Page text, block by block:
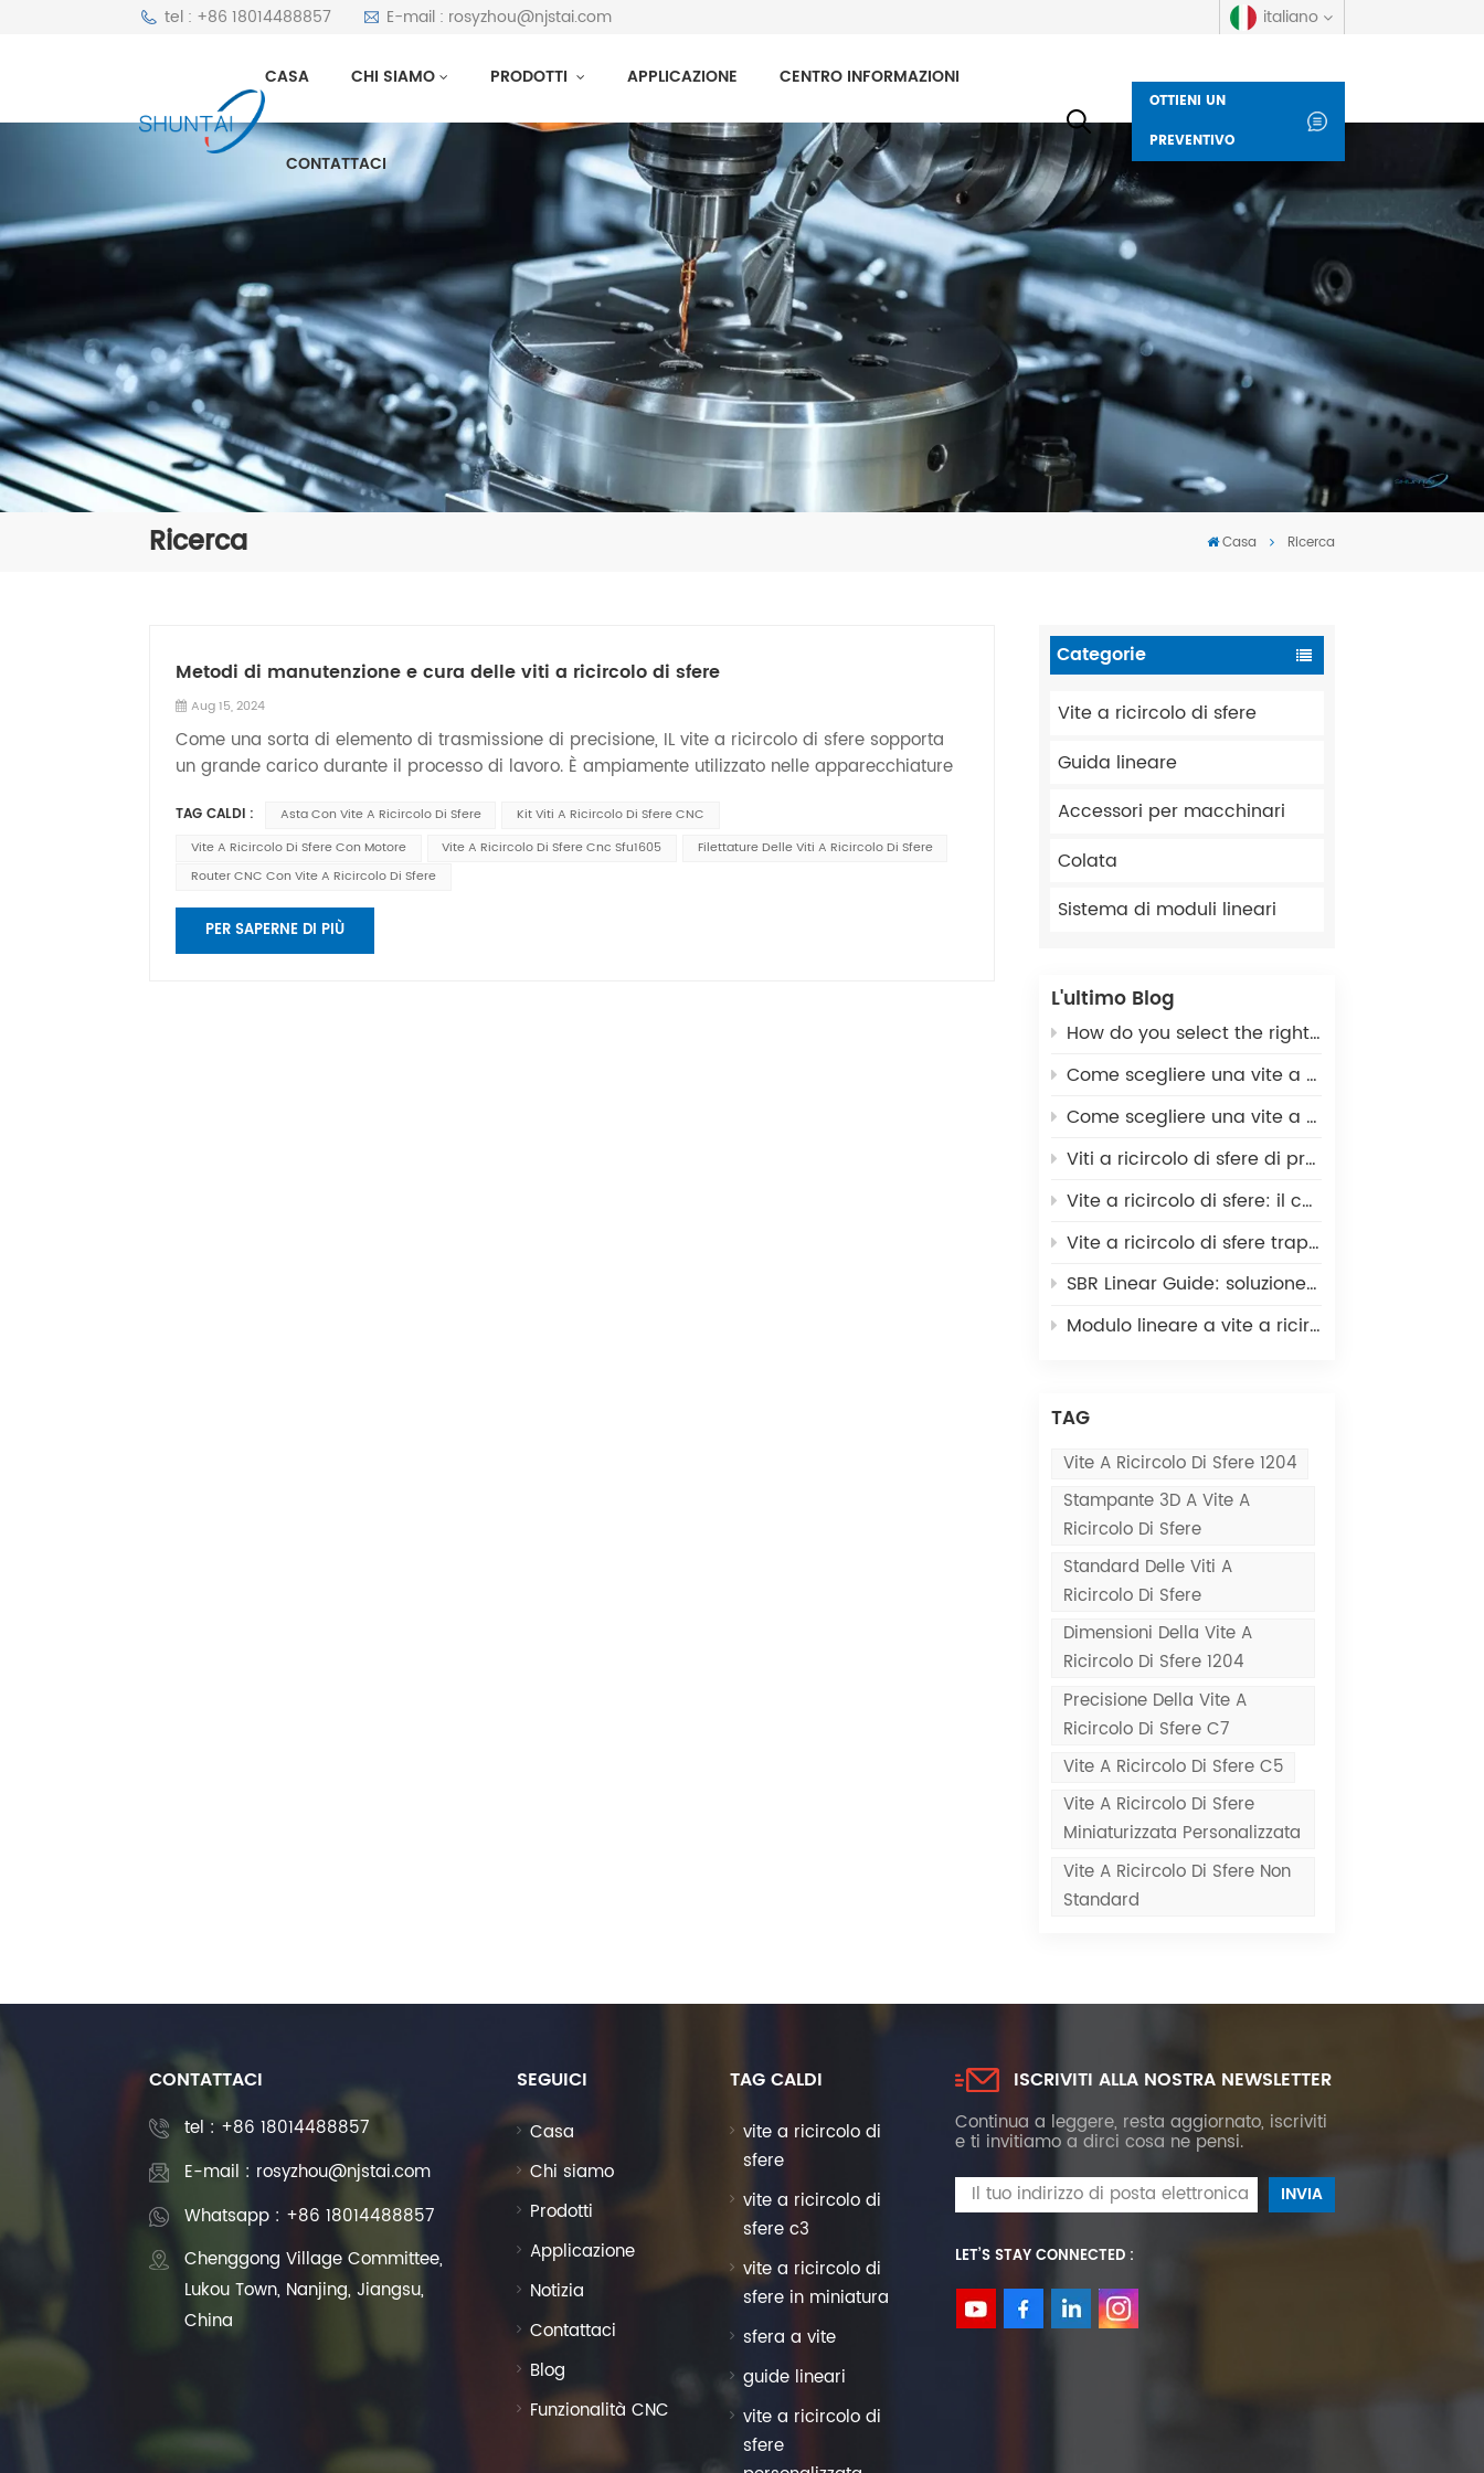
tel : +86 18014488857 E-mail : rosyzhou@njstai.com italiano
русский
español
العربية
Deutsch
italiano
français
Indonesia
CASA CHI SIAMO PRODOTTI APPLICAZIONE CENTRO INFORMAZIONI
CONTATTACI
OTTIENI UN
PREVENTIVO
Ricerca Casa Ricerca
Categorie
Vite a ricircolo di sfere
Guida lineare
Accessori per macchinari
Colata
Sistema di moduli lineari
L'ultimo Blog
How do you select the right ball screw for a linear actuator application?
Come scegliere una vite a ricircolo di sfere per una stampante 3D
Come scegliere una vite a ricircolo di sfere per macchine CNC
Viti a ricircolo di sfere di precisione miniaturizzate personalizzate: la serie MIA su misura per esigenze di movimentazione industriale uniche.
Vite a ricircolo di sfere: il componente lineare fondamentale per l'automazione industriale di precisione.
Vite a ricircolo di sfere trapezoidale TR32: soluzione di movimento lineare economica per l'automazione di applicazioni leggere.
SBR Linear Guide: soluzione completa e aperta per il movimento lineare di apparecchiature di automazione.
Modulo lineare a vite a ricircolo di sfere SFU1610: la soluzione ideale per il movimento lineare in ambito CNC e stampa 3D.
TAG
Vite A Ricircolo Di Sfere 1204
Stampante 3D A Vite A
Ricircolo Di Sfere
Standard Delle Viti A
Ricircolo Di Sfere
Dimensioni Della Vite A
Ricircolo Di Sfere 1204
Precisione Della Vite A
Ricircolo Di Sfere C7
Vite A Ricircolo Di Sfere C5
Vite A Ricircolo Di Sfere
Miniaturizzata Personalizzata
Vite A Ricircolo Di Sfere Non
Standard
Metodi di manutenzione e cura delle viti a ricircolo di sfere
Aug 15, 2024
Come una sorta di elemento di trasmissione di precisione, IL vite a ricircolo di sfere sopporta
un grande carico durante il processo di lavoro. È ampiamente utilizzato nelle apparecchiature
laser, dispositivi di movimentazione, dispositivi ATC di centri di lavoro, ecc. È particolarmente
adatto per l'uso in dispositivi combinati di movimento rotatorio e movimento lineare. Per
garantirne il normale funzionamento e prolungarne la durata, la manutenzione e la cura sono
ricircolo di sfere. 1. Pulisci regolarmente. Durante l'uso, la vite a ricircolo di sfere può
accumulare corpi estranei come polvere e sabbia. Questi corpi estranei non solo
TAG CALDI : Asta Con Vite A Ricircolo Di Sfere
Kit Viti A Ricircolo Di Sfere CNC
Vite A Ricircolo Di Sfere Con Motore
Vite A Ricircolo Di Sfere Cnc Sfu1605
Filettature Delle Viti A Ricircolo Di Sfere
Router CNC Con Vite A Ricircolo Di Sfere
PER SAPERNE DI PIÙ
CONTATTACI
tel :+86 18014488857
E-mail : rosyzhou@njstai.com
Whatsapp : +86 18014488857
Chenggong Village Committee,
Lukou Town, Nanjing, Jiangsu,
China
SEGUICI
Casa
Chi siamo
Prodotti
Applicazione
Notizia
Contattaci
Blog
Funzionalità CNC
TAG CALDI
vite a ricircolo di
sfere
vite a ricircolo di
sfere c3
vite a ricircolo di
sfere in miniatura
sfera a vite
guide lineari
vite a ricircolo di
sfere
ISCRIVITI ALLA NOSTRA NEWSLETTER
Continua a leggere, resta aggiornato, iscriviti
e ti invitiamo a dirci cosa ne pensi.
LET’S STAY CONNECTED :